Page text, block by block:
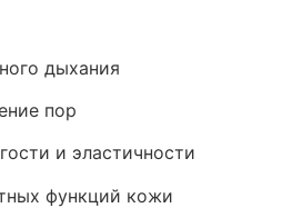
дыхания
пор
и эластичности
функций кожи